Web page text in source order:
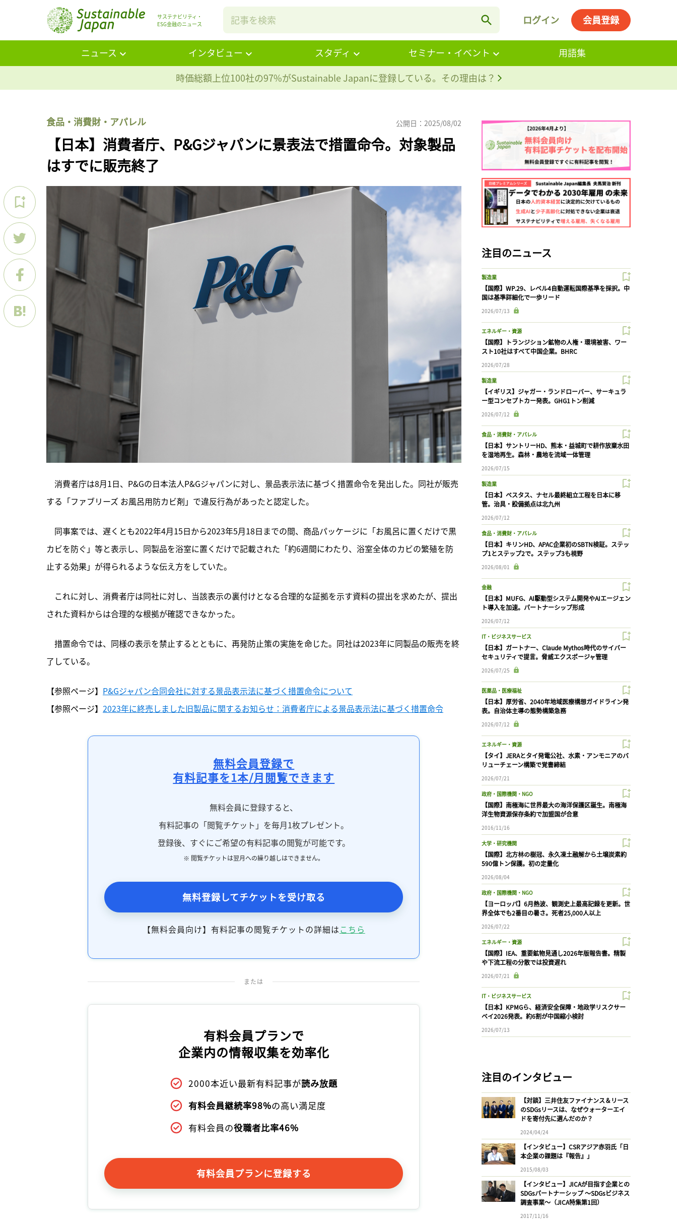
サステナビリティ・
ESG金融のニュース
ログイン 会員登録
ニュース インタビュー スタディ セミナー・イベント
用語集
時価総額上位100社の97%がSustainable Japanに登録している。その理由は？
食品・消費財・アパレル 公開日：2025/08/02
【日本】消費者庁、P&Gジャパンに景表法で措置命令。対象製品
はすでに販売終了
消費者庁は8月1日、P&Gの日本法人P&Gジャパンに対し、景品表示法に基づく措置命令を発出した。同社が販売
する「ファブリーズ お風呂用防カビ剤」で違反行為があったと認定した。
同事案では、 遅くとも2022年4月15日から2023年5月18日までの間、商品パッケージに「お風呂に置くだけで黒
カビを防ぐ」等と表示し、同製品を浴室に置くだけで記載された「約6週間にわたり、浴室全体のカビの繁殖を防
止する効果」が得られるような伝え方をしていた。
これに対し、消費者庁は同社に対し、当該表示の裏付けとなる合理的な証拠を示す資料の提出を求めたが、提出
された資料からは合理的な根拠が確認できなかった。
措置命令では、同様の表示を禁止するとともに、再発防止策の実施を命じた。同社は2023年に同製品の販売を終
了している。
【参照ページ】 P&Gジャパン合同会社に対する景品表示法に基づく措置命令について
【参照ページ】 2023年に終売しました旧製品に関するお知らせ：消費者庁による景品表示法に基づく措置命令
無料会員登録で
有料記事を1本/月閲覧できます
無料会員に登録すると、
有料記事の「閲覧チケット」を毎月1枚プレゼント。
登録後、すぐにご希望の有料記事の閲覧が可能です。
※ 閲覧チケットは翌月への繰り越しはできません。
無料登録してチケットを受け取る
【無料会員向け】有料記事の閲覧チケットの詳細はこちら
または
有料会員プランで
企業内の情報収集を効率化
2000本近い最新有料記事が読み放題
有料会員継続率98%の高い満足度
有料会員の役職者比率46%
有料会員プランに登録する
注目のニュース
製造業
【国際】WP.29、レベル4自動運転国際基準を採択。中
国は基準詳細化で一歩リード
2026/07/13
エネルギー・資源
【国際】トランジション鉱物の人権・環境被害、ワー
スト10社はすべて中国企業。BHRC
2026/07/28
製造業
【イギリス】ジャガー・ランドローバー、サーキュラ
ー型コンセプトカー発表。GHG1トン削減
2026/07/12
食品・消費財・アパレル
【日本】サントリーHD、熊本・益城町で耕作放棄水田
を湿地再生。森林・農地を流域一体管理
2026/07/15
製造業
【日本】ベスタス、ナセル最終組立工程を日本に移
管。治具・設備拠点は北九州
2026/07/12
食品・消費財・アパレル
【日本】キリンHD、APAC企業初のSBTN検証。ステッ
プ1とステップ2で。ステップ3も視野
2026/08/01
金融
【日本】MUFG、AI駆動型システム開発やAIエージェン
ト導入を加速。パートナーシップ形成
2026/07/12
IT・ビジネスサービス
【日本】ガートナー、Claude Mythos時代のサイバー
セキュリティで提言。脅威エクスポージャ管理
2026/07/25
医薬品・医療福祉
【日本】厚労省、2040年地域医療構想ガイドライン発
表。自治体主導の態勢構築急務
2026/07/12
エネルギー・資源
【タイ】JERAとタイ発電公社、水素・アンモニアのバ
リューチェーン構築で覚書締結
2026/07/21
政府・国際機関・NGO
【国際】南極海に世界最大の海洋保護区誕生。南極海
洋生物資源保存条約で加盟国が合意
2016/11/16
大学・研究機関
【国際】北方林の樹冠、永久凍土融解から土壌炭素約
590億トン保護。初の定量化
2026/08/04
政府・国際機関・NGO
【ヨーロッパ】6月熱波、観測史上最高記録を更新。世
界全体でも2番目の暑さ。死者25,000人以上
2026/07/22
エネルギー・資源
【国際】IEA、重要鉱物見通し2026年版報告書。精製
や下流工程の分散では投資遅れ
2026/07/21
IT・ビジネスサービス
【日本】KPMGら、経済安全保障・地政学リスクサー
ベイ2026発表。約6割が中国縮小検討
2026/07/13
注目のインタビュー
【対談】三井住友ファイナンス＆リース
のSDGsリースは、なぜウォーターエイ
ドを寄付先に選んだのか？
2024/04/24
【インタビュー】CSRアジア赤羽氏「日
本企業の課題は『報告』」
2015/08/03
【インタビュー】JICAが目指す企業との
SDGsパートナーシップ 〜SDGsビジネス
調査事業〜（JICA特集第1回）
2017/11/16
記事をお気に入りに保存するには
会員登録